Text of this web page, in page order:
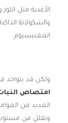
الأغذية مثل اللوز
والشكولاتة
المغنيسيوم.
ولكن قد يتواجد
امتصاص
العديد من
وتقلل من